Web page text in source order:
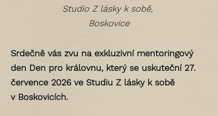
Studio Z lásky k sobě,
Boskovice
Srdečně vás zvu na exkluzivní mentoringový
den Den pro královnu, který se uskuteční 27.
července 2026 ve Studiu Z lásky k sobě
v Boskovicích.